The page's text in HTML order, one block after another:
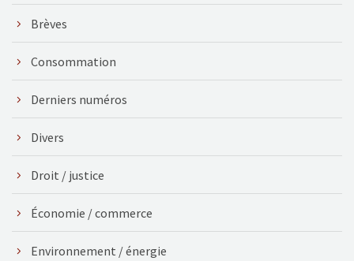
Brèves
Consommation
Derniers numéros
Divers
Droit / justice
Économie / commerce
Environnement / énergie